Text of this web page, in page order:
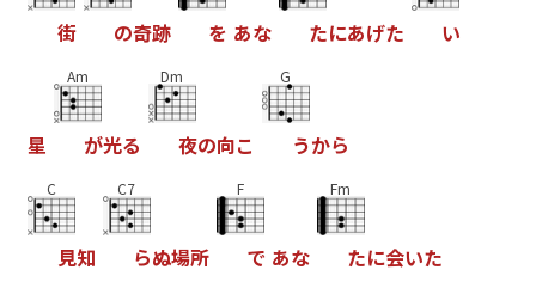
街 の奇跡 を あな たにあげた い
星
Am
が光る
Dm
夜の向こ
G
うから
C
見知
C7
らぬ場所
F
で あな
Fm
たに会いた